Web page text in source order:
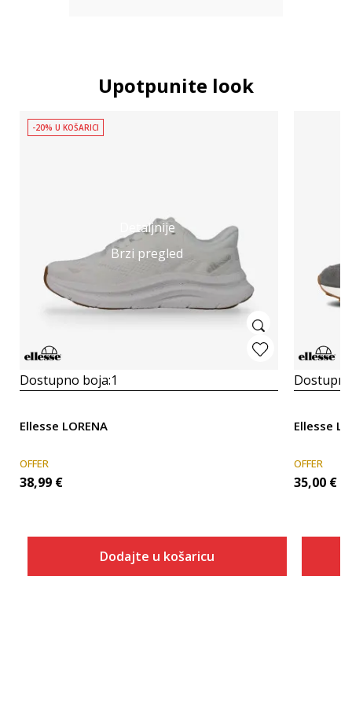
Upotpunite look
Detaljnije
Brzi pregled
-20% U KOŠARICI
Dostupno boja:1
Ellesse LORENA
OFFER
38,99 €
Dodajte u košaricu
Ellesse
OFFER
35,00 €